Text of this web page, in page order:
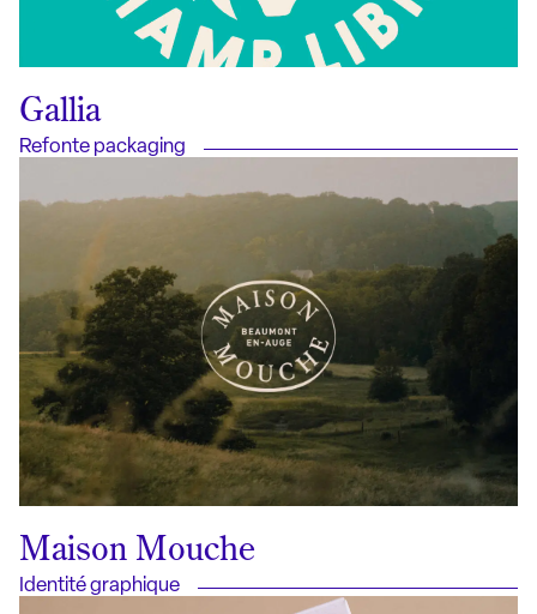
Gallia
Refonte packaging
Maison Mouche
Identité graphique